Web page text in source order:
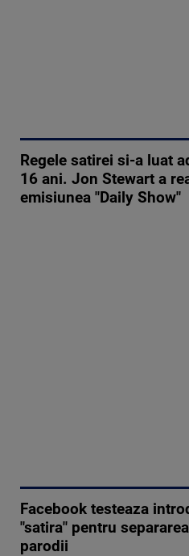
Regele satirei si-a luat
16 ani. Jon Stewart a
emisiunea "Daily Show"
Facebook testeaza
"satira" pentru
parodii